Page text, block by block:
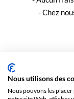
Chez
Nous utilisons des
Nous pouvons les